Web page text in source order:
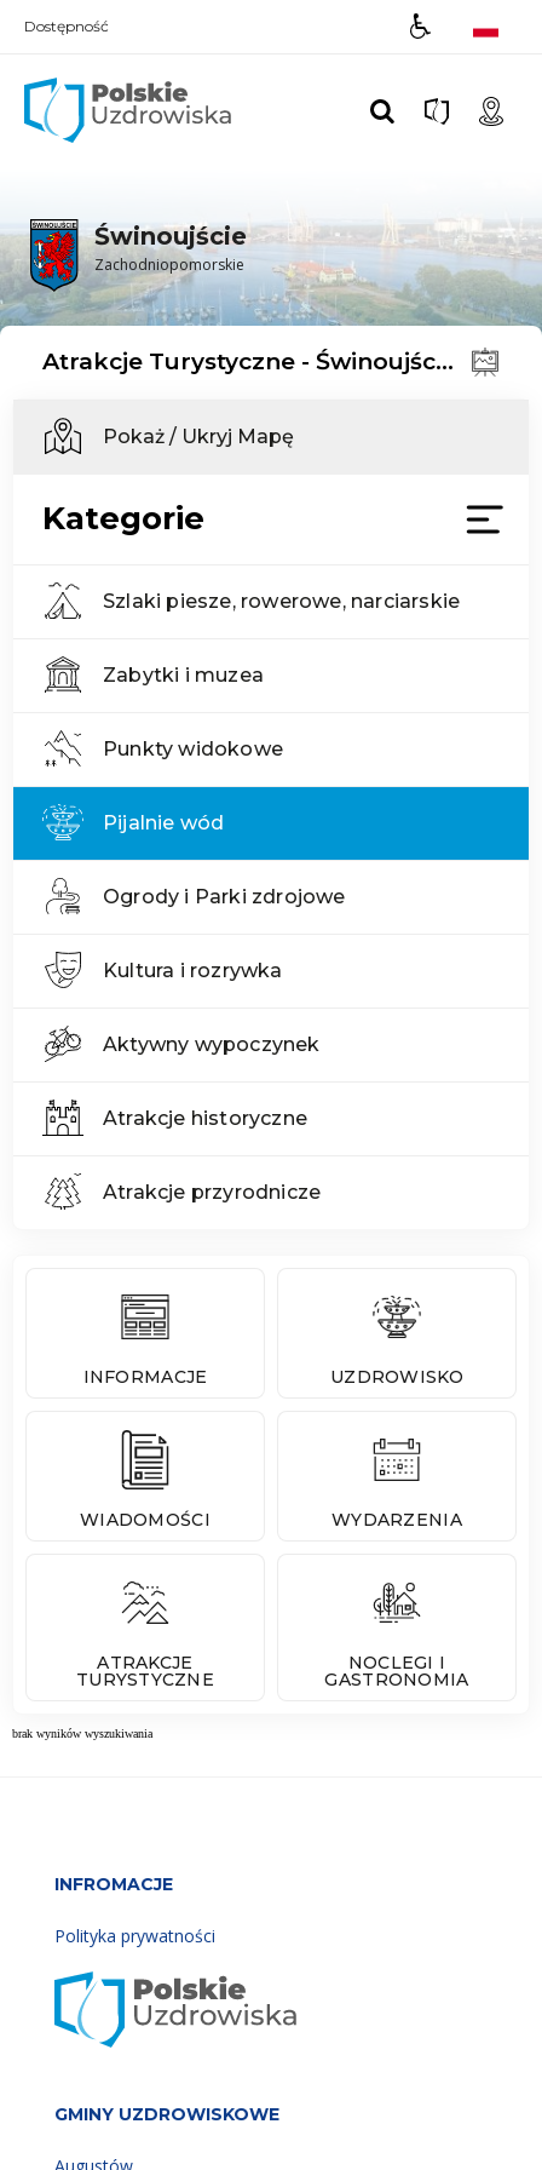
Dostępność
Świnoujście
Zachodniopomorskie
Atrakcje Turystyczne - Świnoujście
Pokaż / Ukryj Mapę
Kategorie
Szlaki piesze, rowerowe, narciarskie
Zabytki i muzea
Punkty widokowe
Pijalnie wód
Ogrody i Parki zdrojowe
Kultura i rozrywka
Aktywny wypoczynek
Atrakcje historyczne
Atrakcje przyrodnicze
INFORMACJE UZDROWISKO
WIADOMOŚCI WYDARZENIA
ATRAKCJE
TURYSTYCZNE
NOCLEGI I
GASTRONOMIA
brak wyników wyszukiwania
INFROMACJE
Polityka prywatności
GMINY UZDROWISKOWE
Augustów